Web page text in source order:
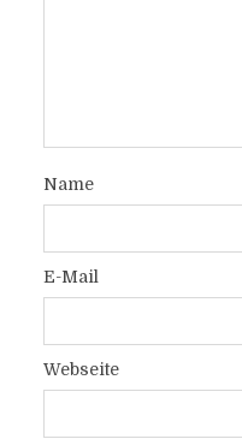
Name
E-Mail
Webseite